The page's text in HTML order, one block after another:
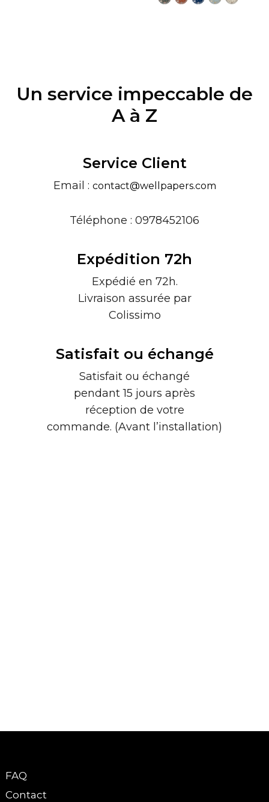
Un service impeccable de
A à Z
Service Client
Email : contact@wellpapers.com
Téléphone : 0978452106
Expédition 72h
Expédié en 72h.
Livraison assurée par
Colissimo
Satisfait ou échangé
Satisfait ou échangé
pendant 15 jours après
réception de votre
commande. (Avant l’installation)
FAQ
Contact